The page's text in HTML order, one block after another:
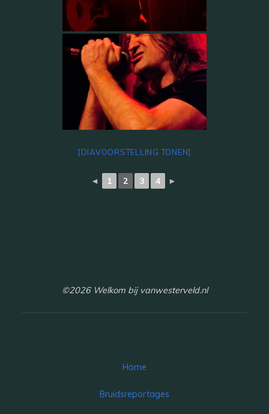
[DIAVOORSTELLING TONEN]
◄ 1 2 3 4 ►
©2026 Welkom bij vanwesterveld.nl
Home
Bruidsreportages